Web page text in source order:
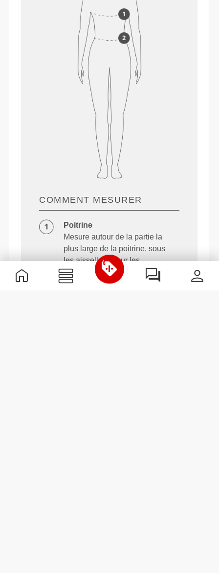
COMMENT MESURER
Poitrine
Mesure autour de la partie la
plus large de la poitrine, sous
les aisselles et sur les
omoplates, en gardant le mètre
ruban bien horizontal.